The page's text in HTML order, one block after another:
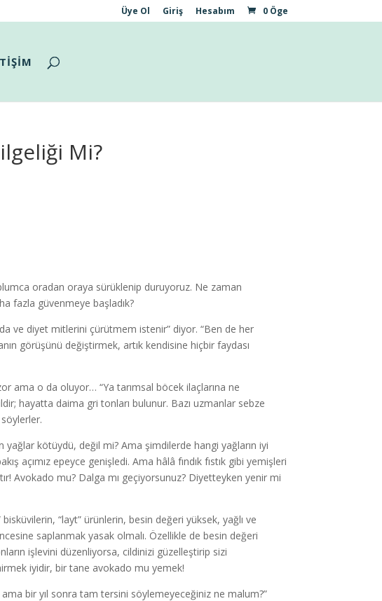
Üye Ol Giriş Hesabım 0 Öge
Mi?
oradan oraya sürüklenip duruyoruz. Ne zaman
fazla güvenmeye başladık?
ve diyet mitlerini çürütmem istenir” diyor. “Ben de her
görüşünü değiştirmek, artık kendisine hiçbir faydası
ama o da oluyor… “Ya tarımsal böcek ilaçlarına ne
hayatta daima gri tonları bulunur. Bazı uzmanlar sebze
söylerler.
yağlar kötüydü, değil mi? Ama şimdilerde hangi yağların iyi
açımız epeyce genişledi. Ama hâlâ fındık fıstık gibi yemişleri
Avokado mu? Dalga mı geçiyorsunuz? Diyetteyken yenir mi
“layt” ürünlerin, besin değeri yüksek, yağlı ve
saplanmak yasak olmalı. Özellikle de besin değeri
işlevini düzenliyorsa, cildinizi güzelleştirip sizi
iyidir, bir tane avokado mu yemek!
bir yıl sonra tam tersini söylemeyeceğiniz ne malum?”